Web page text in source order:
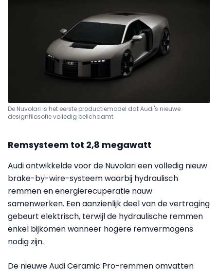
De Nuvolari is het eerste productiemodel dat Audi's nieuwe
designfilosofie volledig belichaamt
Remsysteem tot 2,8 megawatt
Audi ontwikkelde voor de Nuvolari een volledig nieuw
brake-by-wire-systeem waarbij hydraulisch
remmen en energierecuperatie nauw
samenwerken. Een aanzienlijk deel van de vertraging
gebeurt elektrisch, terwijl de hydraulische remmen
enkel bijkomen wanneer hogere remvermogens
nodig zijn.
De nieuwe Audi Ceramic Pro-remmen omvatten